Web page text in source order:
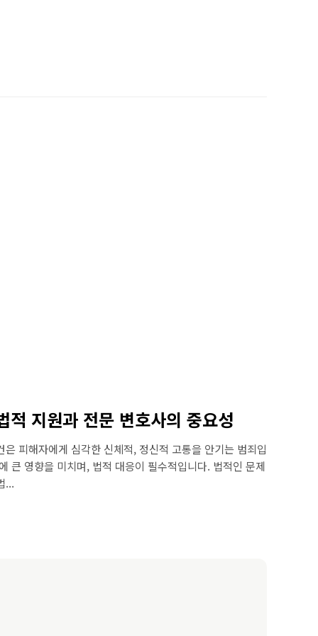
적 지원과 전문 변호사의 중요성
피해자에게 심각한 신체적, 정신적 고통을 안기는 범죄입
큰 영향을 미치며, 법적 대응이 필수적입니다. 법적인 문제
...